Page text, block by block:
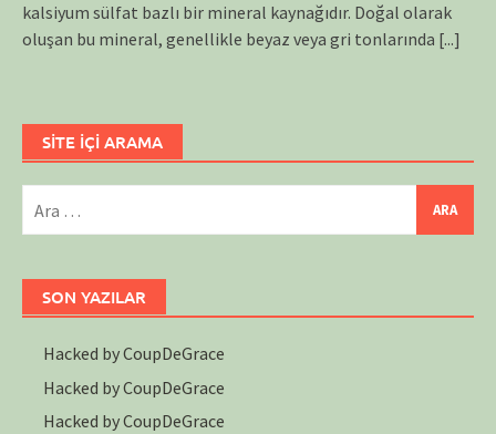
kalsiyum sülfat bazlı bir mineral kaynağıdır. Doğal olarak
oluşan bu mineral, genellikle beyaz veya gri tonlarında [...]
SİTE İÇİ ARAMA
SON YAZILAR
Hacked by CoupDeGrace
Hacked by CoupDeGrace
Hacked by CoupDeGrace